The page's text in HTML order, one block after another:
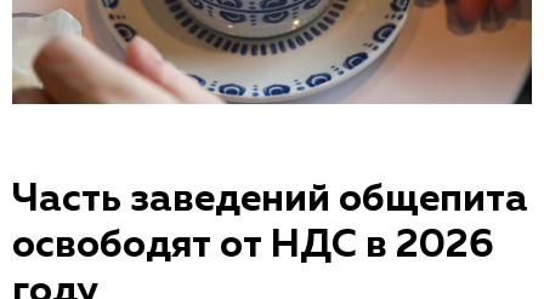
Часть заведений общепита
освободят от НДС в 2026